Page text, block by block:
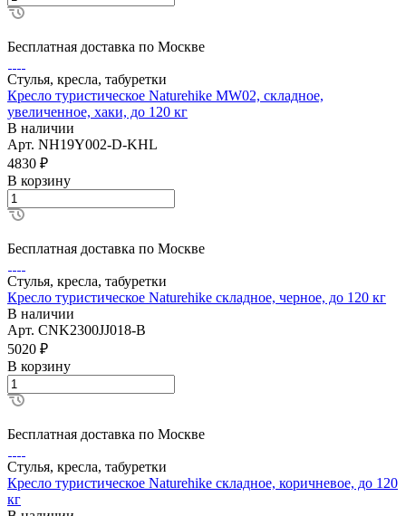
Бесплатная доставка по Москве
Стулья, кресла, табуретки
Кресло туристическое Naturehike MW02, складное,
увеличенное, хаки, до 120 кг
В наличии
Арт. NH19Y002-D-KHL
4830 ₽
В корзину
Бесплатная доставка по Москве
Стулья, кресла, табуретки
Кресло туристическое Naturehike складное, черное, до 120 кг
В наличии
Арт. CNK2300JJ018-B
5020 ₽
В корзину
Бесплатная доставка по Москве
Стулья, кресла, табуретки
Кресло туристическое Naturehike складное, коричневое, до 120
кг